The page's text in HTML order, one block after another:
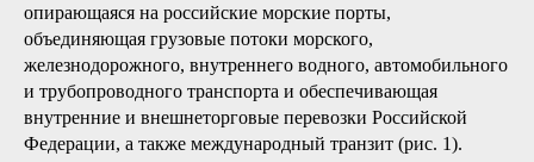
опирающаяся на российские морские порты,
объединяющая грузовые потоки морского,
железнодорожного, внутреннего водного, автомобильного
и трубопроводного транспорта и обеспечивающая
внутренние и внешнеторговые перевозки Российской
Федерации, а также международный транзит (рис. 1).